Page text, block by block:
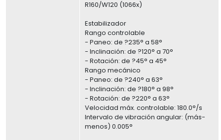
R160/W120 (1066x)
Estabilizador
Rango controlable
- Paneo: de ?235° a 58°
- Inclinación: de ?120° a 70°
- Rotación: de ?45° a 45°
Rango mecánico
- Paneo: de ?240° a 63°
- Inclinación: de ?180° a 98°
- Rotación: de ?220° a 63°
Velocidad máx. controlable: 180.0°/s
Intervalo de vibración angular: (más-
menos) 0.005°